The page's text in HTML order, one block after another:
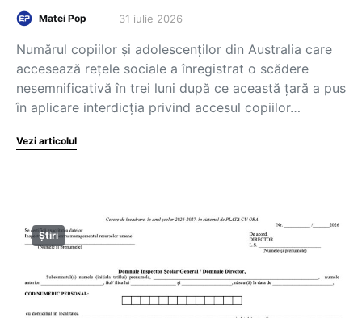
Matei Pop 31 iulie 2026
Numărul copiilor și adolescenților din Australia care
accesează rețele sociale a înregistrat o scădere
nesemnificativă în trei luni după ce această țară a pus
în aplicare interdicția privind accesul copiilor…
Vezi articolul
Știri